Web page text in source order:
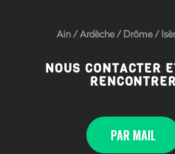
Ain/Ardèche/Drôme/
NOUS CONTACTER
PAR MAIL